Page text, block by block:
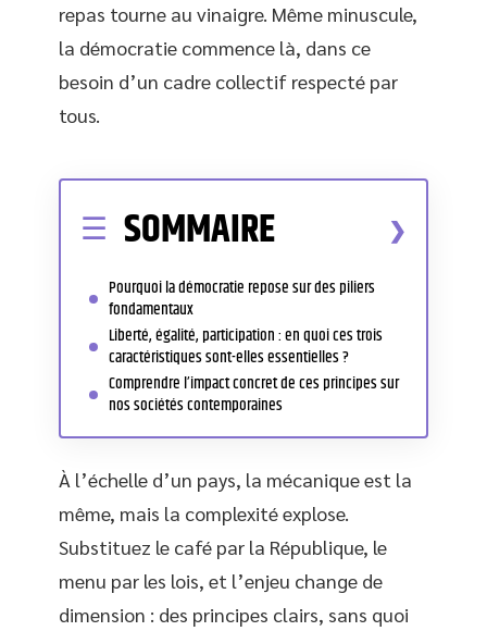
repas tourne au vinaigre. Même minuscule,
la démocratie commence là, dans ce
besoin d’un cadre collectif respecté par
tous.
SOMMAIRE
Pourquoi la démocratie repose sur des piliers
fondamentaux
Liberté, égalité, participation : en quoi ces trois
caractéristiques sont-elles essentielles ?
Comprendre l’impact concret de ces principes sur
nos sociétés contemporaines
À l’échelle d’un pays, la mécanique est la
même, mais la complexité explose.
Substituez le café par la République, le
menu par les lois, et l’enjeu change de
dimension : des principes clairs, sans quoi